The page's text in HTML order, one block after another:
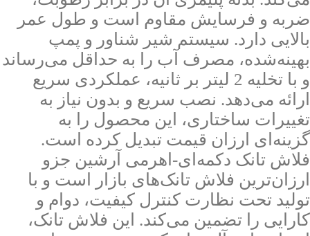
ضربه و فرسایش مقاوم است و طول عمر
بالایی دارد. سیستم شیر شناور و پمپ
بهینه‌شده، مصرف آب را به حداقل می‌رساند
و با تخلیه 2 لیتر بر ثانیه، عملکردی سریع
ارائه می‌دهد. نصب سریع و بدون نیاز به
تغییرات ساختاری، این محصول را به
گزینه‌ای ارزان قیمت تبدیل کرده است.
فلاش تانک دکمه‌ای-اهرمی آرشین جزو
ارزان‌ترین فلاش تانک‌های بازار است و با
تولید تحت نظارت کنترل کیفیت، دوام و
کارایی را تضمین می‌کند. این فلاش تانک،